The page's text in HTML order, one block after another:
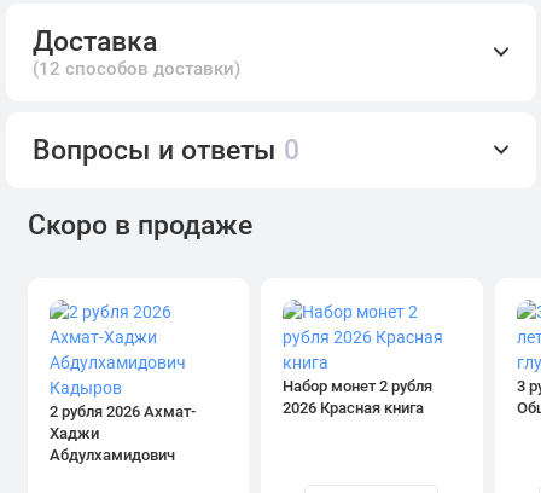
Доставка
(12 способов доставки)
Вопросы и ответы 0
Скоро в продаже
2 рубля 2026 Ахмат-
Хаджи
Абдулхамидович
Набор монет 2 рубля
2026 Красная книга
3